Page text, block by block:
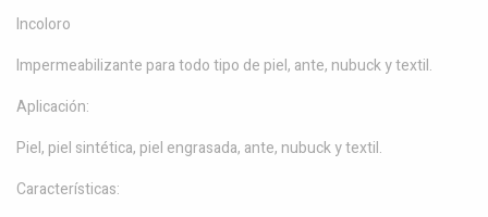
Incoloro
Impermeabilizante para todo tipo de piel, ante, nubuck y textil.
Aplicación:
Piel, piel sintética, piel engrasada, ante, nubuck y textil.
Características: